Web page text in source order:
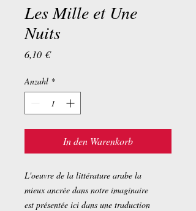
Les Mille et Une
Nuits
6,10 €Preis
Anzahl *
In den Warenkorb
L'oeuvre de la littérature arabe la
mieux ancrée dans notre imaginaire
est présentée ici dans une traduction